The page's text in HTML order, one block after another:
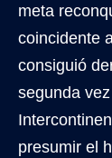
meta
coincidente
consiguió
segunda
presumir el